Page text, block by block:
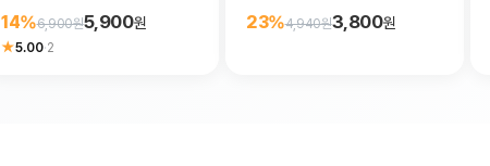
14%6,900원5,900원
★5.00·2
23%4,940원3,800원